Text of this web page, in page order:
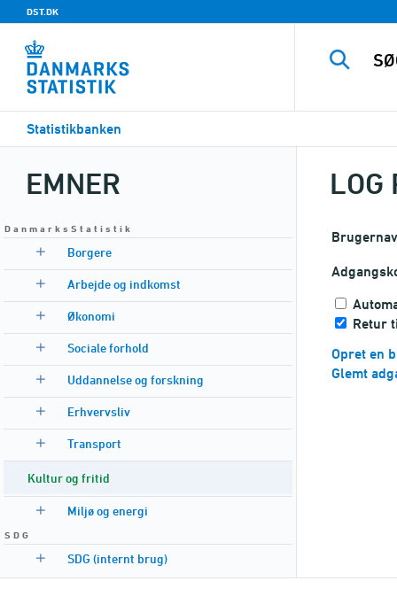
DST.DK
Statistikbanken
EMNER
D a n m a r k s S t a t i s t i k
Borgere
Arbejde og indkomst
Økonomi
Sociale forhold
Uddannelse og forskning
Erhvervsliv
Transport
Kultur og fritid
Miljø og energi
S D G
SDG (internt brug)
LOG
Retur
Opret en
Glemt